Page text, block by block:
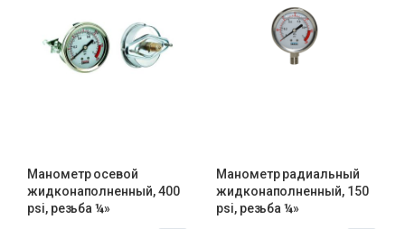
Манометр осевой
жидконаполненный, 400
psi, резьба ¼»
Манометр радиальный
жидконаполненный, 150
psi, резьба ¼»